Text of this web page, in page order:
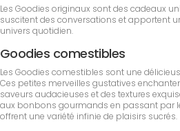
Les Goodies originaux sont des cadeaux
suscitent des conversations et apportent
univers quotidien.
Goodies comestibles
Les Goodies comestibles sont une
Ces petites merveilles gustatives
saveurs audacieuses et des textures
aux bonbons gourmands en passant par
offrent une variété infinie de plaisirs sucrés.